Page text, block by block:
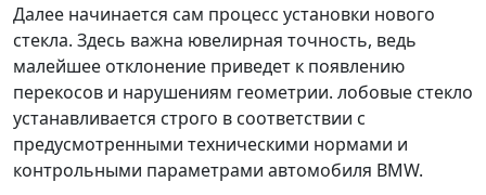
Далее начинается сам процесс установки нового
стекла. Здесь важна ювелирная точность, ведь
малейшее отклонение приведет к появлению
перекосов и нарушениям геометрии. лобовые стекло
устанавливается строго в соответствии с
предусмотренными техническими нормами и
контрольными параметрами автомобиля BMW.